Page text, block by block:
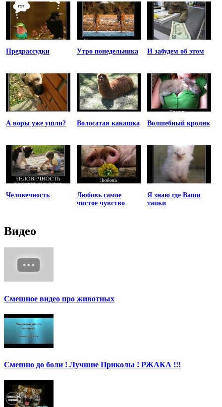
Предрассудки Утро понедельника И забудем об этом
А воры уже ушли? Волосатая какашка Волшебный кролик
Человечность
Любовь самое
чистое чувство
Я знаю где Ваши
тапки
Видео
Смешное видео про животных
Смешно до боли ! Лучшие Приколы ! РЖАКА !!!